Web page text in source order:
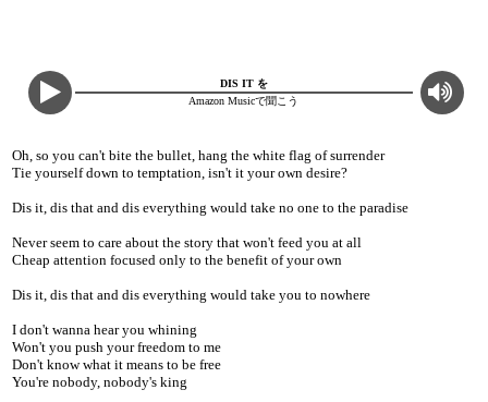
DIS IT を
Amazon Musicで聞こう
Oh, so you can't bite the bullet, hang the white flag of surrender
Tie yourself down to temptation, isn't it your own desire?
Dis it, dis that and dis everything would take no one to the paradise
Never seem to care about the story that won't feed you at all
Cheap attention focused only to the benefit of your own
Dis it, dis that and dis everything would take you to nowhere
I don't wanna hear you whining
Won't you push your freedom to me
Don't know what it means to be free
You're nobody, nobody's king